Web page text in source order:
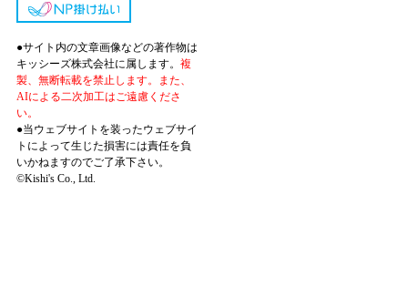
●サイト内の文章画像などの著作物は
キッシーズ株式会社に属します。 複
製、無断転載を禁止します。また、
AIによる二次加工はご遠慮くださ
い。
●当ウェブサイトを装ったウェブサイ
トによって生じた損害には責任を負
いかねますのでご了承下さい。
©Kishi's Co., Ltd.